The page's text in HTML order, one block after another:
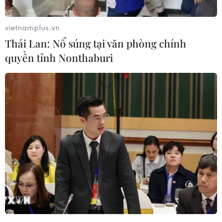
vọng Fed giữ nguyên lãi suất
Điều đặc biệt ở xứ sở "dải mây trắng"
và cột mốc lịch sử Việt Nam-New
Zealand
10/08/2026 08:33
Tổng Bí thư, Chủ tịch nước Tô Lâm
kỳ vọng tăng cường hợp tác Việt
Nam-New South Wales
10/08/2026 08:26
Tổng Bí thư, Chủ tịch nước Tô Lâm
vietnamplus.vn
Thái Lan: Nổ súng tại văn phòng chính
quyền tỉnh Nonthaburi